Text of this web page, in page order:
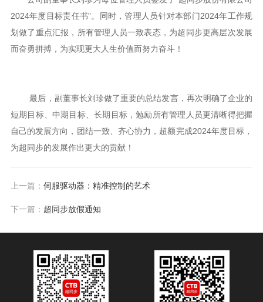
2024年度目标责任书”。同时，管理人员针对本部门2024年工作规
划做了重点汇报，所有管理人员一致表态，为超同步更高层次发展
而奋勇拼搏，为实现更大人生价值而努力奋斗！
最后，副董事长刘珍做了重要的总结发言，再次明确了企业的
短期目标、中期目标、长期目标，勉励所有管理人员更清晰得把握
自己的发展方向，团结一致、齐心协力，超额完成2024年度目标，
为超同步的发展作出更大的贡献！
上一篇： 伺服驱动器：精准控制的艺术
下一篇： 超同步放假通知